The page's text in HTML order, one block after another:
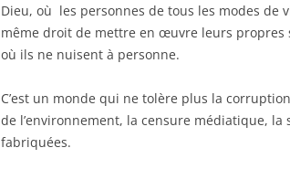
Dieu, où les personnes de tous les modes de
même droit de mettre en œuvre leurs propres
où ils ne nuisent à personne.
C’est un monde qui ne tolère plus la
de l’environnement, la censure médiatique,
fabriquées.